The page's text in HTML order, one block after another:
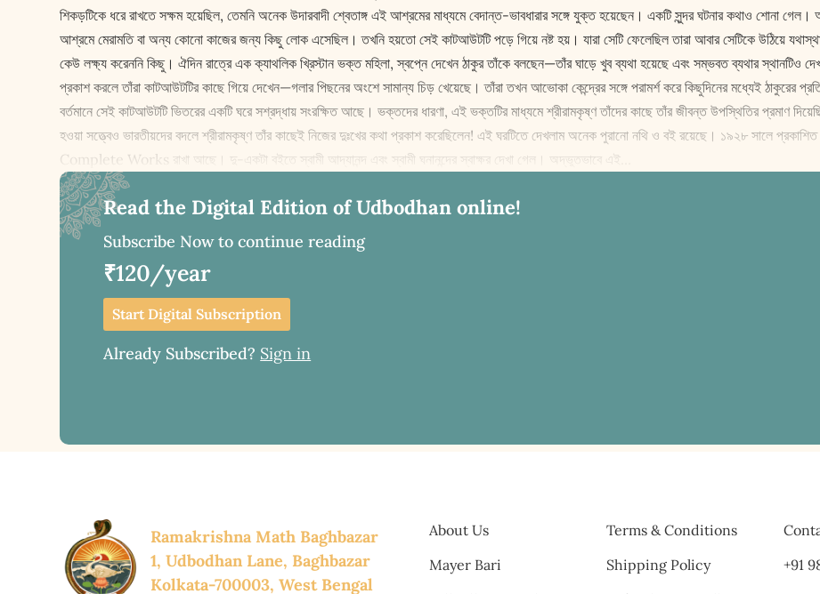
শিকড়টিকে ধরে রাখতে সক্ষম হয়েছিল, তেমনি অনেক উদারবাদী শ্বেতাঙ্গ এই আশ্রমের মাধ্যমে বেদান্ত-ভাবধারার সঙ্গে যুক্ত হয়েছেন। একটি সুন্দর ঘটনার কথাও শোনা
আশ্রমে মেরামতি বা অন্য কোনো কাজের জন্য কিছু লোক এসেছিল। তখনি হয়তো সেই কাটআউটটি পড়ে গিয়ে নষ্ট হয়। যারা সেটি ফেলেছিল তারা আবার সেটিকে উঠিয়ে
কেউ লক্ষ্য করেননি কিছু। ঐদিন রাত্রে এক ক্যাথলিক খ্রিস্টান ভক্ত মহিলা, স্বপ্নে দেখেন ঠাকুর তাঁকে বলছেন—তাঁর ঘাড়ে খুব ব্যথা হয়েছে এবং সম্ভবত ব্যথার
প্রকাশ করলে তাঁরা কাটআউটটির কাছে গিয়ে দেখেন—গলার পিছনের অংশে সামান্য চিড় খেয়েছে। তাঁরা তখন আভোকা কেন্দ্রের সঙ্গে পরামর্শ করে কিছুদিনের মধ্যেই ঠাকুরের
বর্তমানে সেই কাটআউটটি ভিতরের একটি ঘরে সশ্রদ্ধায় সংর‌ক্ষিত আছে। ভক্তদের ধারণা, এই ভক্তটির মাধ্যমে শ্রীরামকৃষ্ণ তাঁদের কাছে তাঁর জীবন্ত উপস্থিতির প্রমাণ
হওয়া সত্ত্বেও ভারতীয়দের বদলে শ্রীরামকৃষ্ণ তাঁর কাছেই নিজের দুঃখের কথা প্রকাশ করেছিলেন! এই ঘরটিতে দেখলাম অনেক পুরানো নথি ও বই রয়েছে। ১৯২৮ সালে
Complete Works রাখা আছে। দু-একটা বইতে স্বামী আদ্যানন্দ এবং স্বামী ঘনানন্দের স্বাক্ষর দেখা গেল। অদ্ভুতভাবে এই...
Read the Digital Edition of Udbodhan online!
Subscribe Now to continue reading
₹120/year
Start Digital Subscription
Already Subscribed? Sign in
Ramakrishna Math Baghbazar
1, Udbodhan Lane, Baghbazar
Kolkata-700003, West Bengal
About Us
Mayer Bari
Terms & Conditions
Shipping Policy
+91